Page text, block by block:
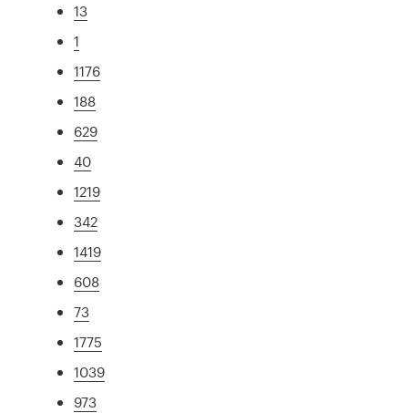
13
1
1176
188
629
40
1219
342
1419
608
73
1775
1039
973